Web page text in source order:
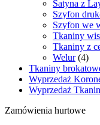
Satyna z
Szyfon
Szyfon we
Tkaniny
Tkaniny z
Welur (4)
Tkaniny
Wyprzedaż
Wyprzedaż Tkanin
Zamówienia hurtowe